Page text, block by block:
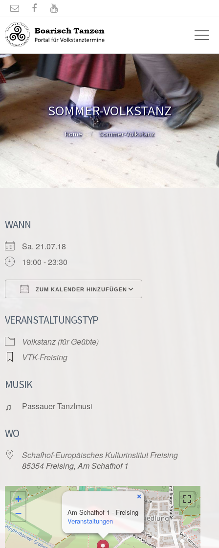
  
SOMMER-VOLKSTANZ
Home Sommer-Volkstanz
WANN
Sa. 21.07.18
19:00 - 23:30
ZUM KALENDER HINZUFÜGEN
VERANSTALTUNGSTYP
Volkstanz (für Geübte)
VTK-Freising
MUSIK
♫ Passauer Tanzlmusi
WO
Schafhof-Europäisches Kulturinstitut Freising
85354 Freising, Am Schafhof 1
Am Schafhof 1 - Freising
Veranstaltungen
×
+
−